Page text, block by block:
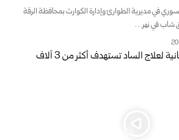
في مديرية الطوارئ وإدارة الكوارث بمحافظة الرقة
شاب في نهر…